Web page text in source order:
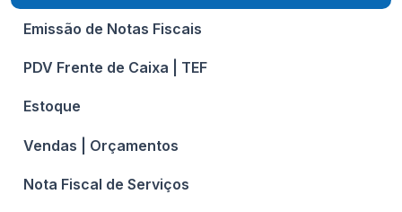
Emissão de Notas Fiscais
PDV Frente de Caixa | TEF
Estoque
Vendas | Orçamentos
Nota Fiscal de Serviços